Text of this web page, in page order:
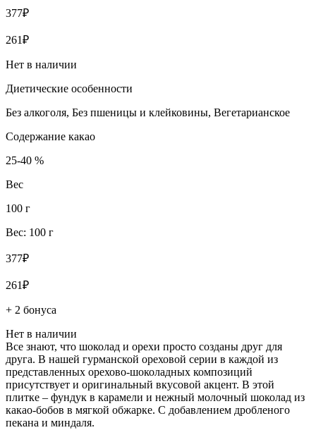
377₽
261₽
Нет в наличии
Диетические особенности
Без алкоголя, Без пшеницы и клейковины, Вегетарианское
Содержание какао
25-40 %
Вес
100 г
Вес: 100 г
377₽
261₽
+ 2 бонуса
Нет в наличии
Все знают, что шоколад и орехи просто созданы друг для
друга. В нашей гурманской ореховой серии в каждой из
представленных орехово-шоколадных композиций
присутствует и оригинальный вкусовой акцент. В этой
плитке – фундук в карамели и нежный молочный шоколад из
какао-бобов в мягкой обжарке. С добавлением дробленого
пекана и миндаля.